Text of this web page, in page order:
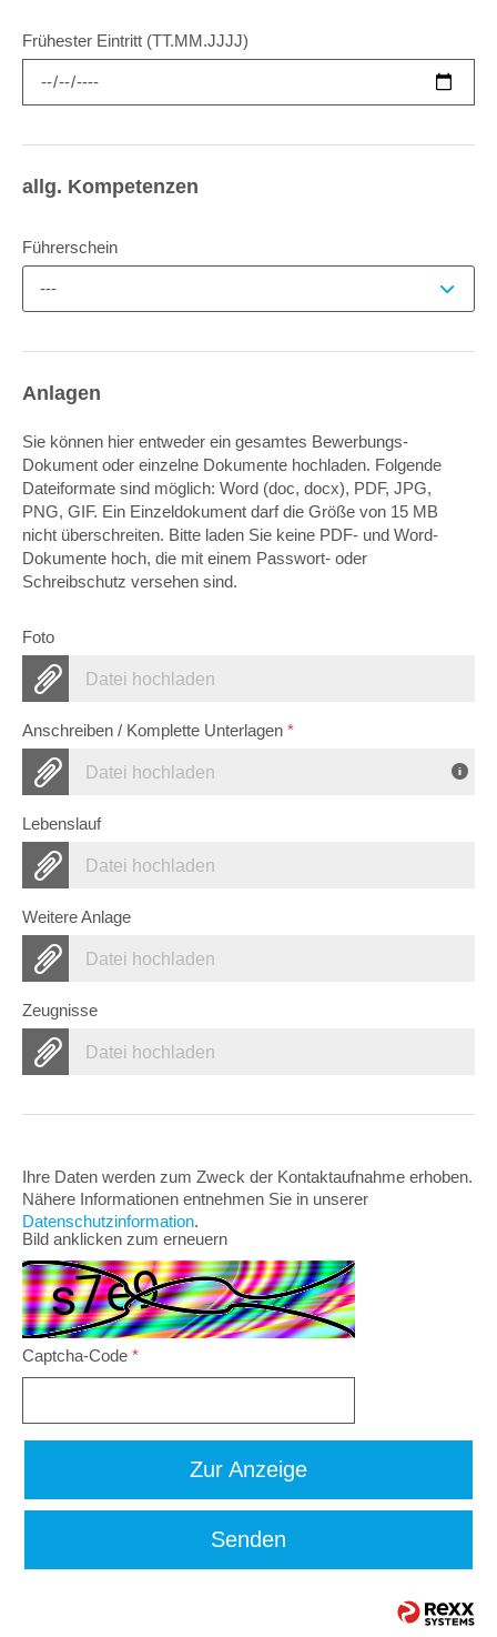
Frühester Eintritt (TT.MM.JJJJ)
allg. Kompetenzen
Führerschein
---
Anlagen
Sie können hier entweder ein gesamtes Bewerbungs-
Dokument oder einzelne Dokumente hochladen. Folgende
Dateiformate sind möglich: Word (doc, docx), PDF, JPG,
PNG, GIF. Ein Einzeldokument darf die Größe von 15 MB
nicht überschreiten. Bitte laden Sie keine PDF- und Word-
Dokumente hoch, die mit einem Passwort- oder
Schreibschutz versehen sind.
Foto
Datei hochladen
Anschreiben / Komplette Unterlagen *
Datei hochladen
Lebenslauf
Datei hochladen
Weitere Anlage
Datei hochladen
Zeugnisse
Datei hochladen
Ihre Daten werden zum Zweck der Kontaktaufnahme erhoben.
Nähere Informationen entnehmen Sie in unserer
Datenschutzinformation.
Bild anklicken zum erneuern
Captcha-Code *
Zur Anzeige
Senden